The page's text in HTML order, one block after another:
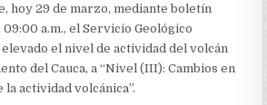
QUE
HA
VENIDO
PRESENTANDO
EL
hoy 29 de marzo, mediante boletín
a.m., el Servicio Geológico
elevado el nivel de actividad del volcán
del Cauca, a “Nivel (III): Cambios en
actividad volcánica”.